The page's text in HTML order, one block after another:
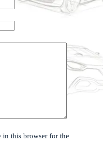
in this browser for the